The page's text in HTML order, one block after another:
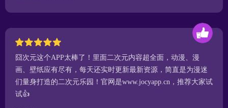
囧次元这个APP太棒了！里面二次元内容超全面，动漫、漫
画、壁纸应有尽有，每天还实时更新最新资源，简直是为漫迷
们量身打造的二次元乐园！官网是www.jocyapp.cn，推荐大家试
试👍